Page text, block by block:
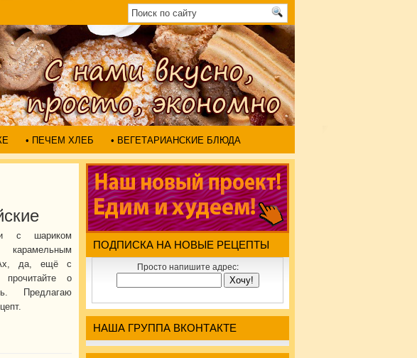
• ПЕЧЕМ ХЛЕБ • ВЕГЕТАРИАНСКИЕ БЛЮДА
с шариком
да, ещё с
о
Предлагаю
ПОДПИСКА НА НОВЫЕ РЕЦЕПТЫ
Просто напишите адрес:
НАША ГРУППА ВКОНТАКТЕ